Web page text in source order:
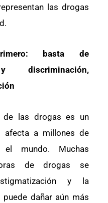
las drogas
basta de
discriminación,
de las drogas es un
afecta a millones de
mundo. Muchas
de drogas se
y la
dañar aún más